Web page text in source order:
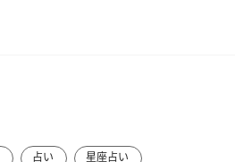
占い
星座占い